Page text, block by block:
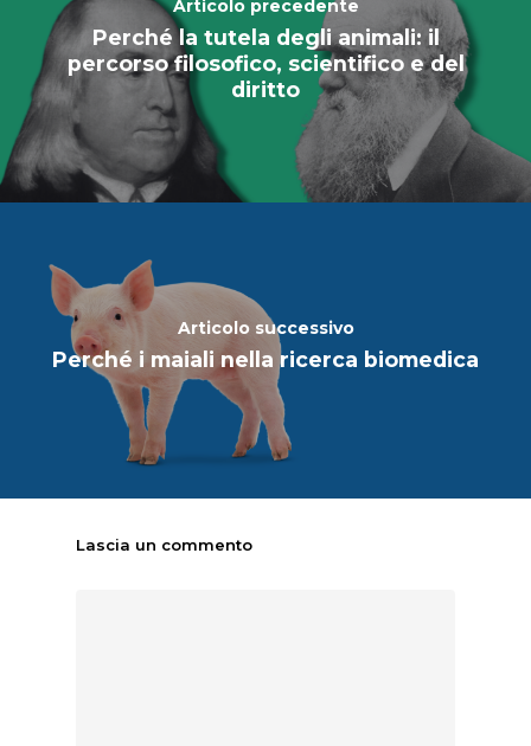
Articolo precedente
Perché la tutela degli animali: il
percorso filosofico, scientifico e del
diritto
Articolo successivo
Perché i maiali nella ricerca biomedica
Lascia un commento